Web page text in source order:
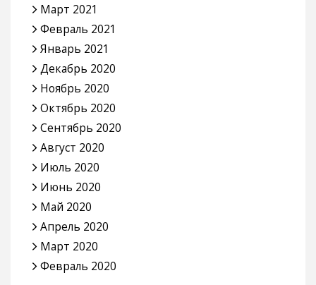
Март 2021
Февраль 2021
Январь 2021
Декабрь 2020
Ноябрь 2020
Октябрь 2020
Сентябрь 2020
Август 2020
Июль 2020
Июнь 2020
Май 2020
Апрель 2020
Март 2020
Февраль 2020